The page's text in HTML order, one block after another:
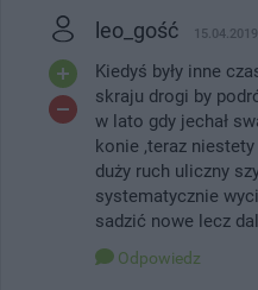
leo_gość
Kiedyś były inne
skraju drogi by
w lato gdy jechał
konie ,teraz
duży ruch uliczny
systematycznie
sadzić nowe lecz
Odpowiedz